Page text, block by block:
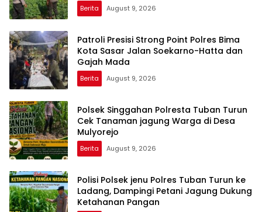
Berita August 9, 2026
Patroli Presisi Strong Point Polres Bima
Kota Sasar Jalan Soekarno-Hatta dan
Gajah Mada
Berita August 9, 2026
Polsek Singgahan Polresta Tuban Turun
Cek Tanaman jagung Warga di Desa
Mulyorejo
Berita August 9, 2026
Polisi Polsek jenu Polres Tuban Turun ke
Ladang, Dampingi Petani Jagung Dukung
Ketahanan Pangan